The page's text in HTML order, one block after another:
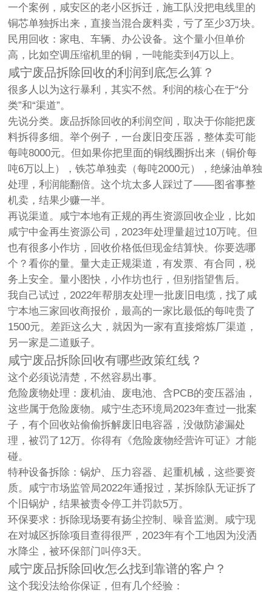
一个案例，咸安区的老小区拆迁，施工队没把电线里的
铜芯单独拆出来，直接当混合废料卖，亏了至少3万块。
民用回收 ：家电、车辆、办公设备。这个量小但单价
高，比如空调压缩机里的铜，一吨能卖到4万以上。
咸宁废品拆除回收的利润到底怎么算？
很多人以为这行暴利，其实不然。利润的核心在于“分
类”和“渠道”。
先说分类。废品拆除回收的利润空间，取决于你能把废
料拆得多细。举个例子，一台废旧变压器，整体卖可能
每吨8000元。但如果你把里面的铜线圈拆出来（铜价每
吨6万以上），铁芯单独卖（每吨2000元），绝缘油单独
处理，利润能翻倍。这个坑太多人踩过了——图省事整
机卖，结果少赚一半。
再说渠道。咸宁本地有正规的再生资源回收企业，比如
咸宁中金再生资源公司，2023年处理量超过10万吨。但
也有很多小作坊，回收价格低但现金结算快。你要选哪
个？看你的量。量大走正规渠道，有发票、有合同，税
务上安全。量小图快，小作坊也行，但别指望售后。
我自己试过，2022年帮朋友处理一批废旧电缆，找了咸
宁本地三家回收商报价，最高的一家比最低的每吨贵了
1500元。差距这么大，就因为一家有直接熔炼厂渠道，
另一家是二道贩子。
咸宁废品拆除回收有哪些政策红线？
这个必须说清楚，不然容易出事。
危险废物处理 ：废机油、废电池、含PCB的变压器油，
这些属于危险废物。咸宁生态环境局2023年查过一批案
子，有个回收站偷偷拆解废旧电容器，没做防渗漏处
理，被罚了12万。你得有《危险废物经营许可证》才能
碰。
特种设备拆除 ：锅炉、压力容器、起重机械，这些要资
质。咸宁市场监管局2022年通报过，某拆除队无证拆了
个旧锅炉，结果被责令停工并罚款5万。
环保要求 ：拆除现场要有扬尘控制、噪音监测。咸宁现
在对城区拆除项目查得很严，2023年有个工地因为没洒
水降尘，被环保部门叫停3天。
咸宁废品拆除回收怎么找到靠谱的客户？
这个我没法给你保证，但有几个经验：